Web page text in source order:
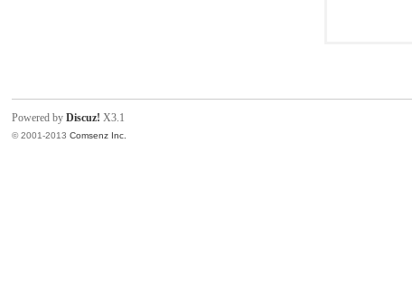
Powered byDiscuz! X3.1
© 2001-2013Comsenz Inc.